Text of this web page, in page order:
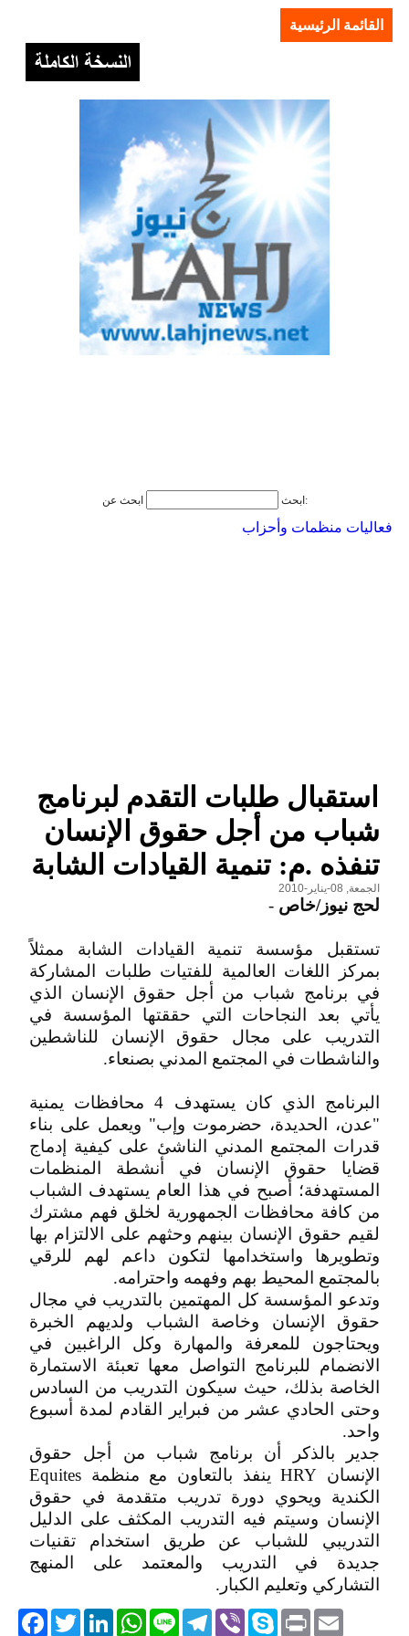
القائمة الرئيسية
ابحث ابحث عن:
فعاليات منظمات وأحزاب
استقبال طلبات التقدم لبرنامج
شباب من أجل حقوق الإنسان
تنفذه .م: تنمية القيادات الشابة
الجمعة, 08-يناير-2010
لحج نيوز/خاص -
تستقبل مؤسسة تنمية القيادات الشابة ممثلاً
بمركز اللغات العالمية للفتيات طلبات المشاركة
في برنامج شباب من أجل حقوق الإنسان الذي
يأتي بعد النجاحات التي حققتها المؤسسة في
التدريب على مجال حقوق الإنسان للناشطين
والناشطات في المجتمع المدني بصنعاء.
البرنامج الذي كان يستهدف 4 محافظات يمنية
"عدن، الحديدة، حضرموت وإب" ويعمل على بناء
قدرات المجتمع المدني الناشئ على كيفية إدماج
قضايا حقوق الإنسان في أنشطة المنظمات
المستهدفة؛ أصبح في هذا العام يستهدف الشباب
من كافة محافظات الجمهورية لخلق فهم مشترك
لقيم حقوق الإنسان بينهم وحثهم على الالتزام بها
وتطويرها واستخدامها لتكون داعم لهم للرقي
بالمجتمع المحيط بهم وفهمه واحترامه.
وتدعو المؤسسة كل المهتمين بالتدريب في مجال
حقوق الإنسان وخاصة الشباب ولديهم الخبرة
ويحتاجون للمعرفة والمهارة وكل الراغبين في
الانضمام للبرنامج التواصل معها تعبئة الاستمارة
الخاصة بذلك، حيث سيكون التدريب من السادس
وحتى الحادي عشر من فبراير القادم لمدة أسبوع
واحد.
جدير بالذكر أن برنامج شباب من أجل حقوق
الإنسان HRY ينفذ بالتعاون مع منظمة Equites
الكندية ويحوي دورة تدريب متقدمة في حقوق
الإنسان وسيتم فيه التدريب المكثف على الدليل
التدريبي للشباب عن طريق استخدام تقنيات
جديدة في التدريب والمعتمد على المنهج
التشاركي وتعليم الكبار.
TwitterLinkedIn
WhatsApp Line
Telegram ViberSkype PrintEmail